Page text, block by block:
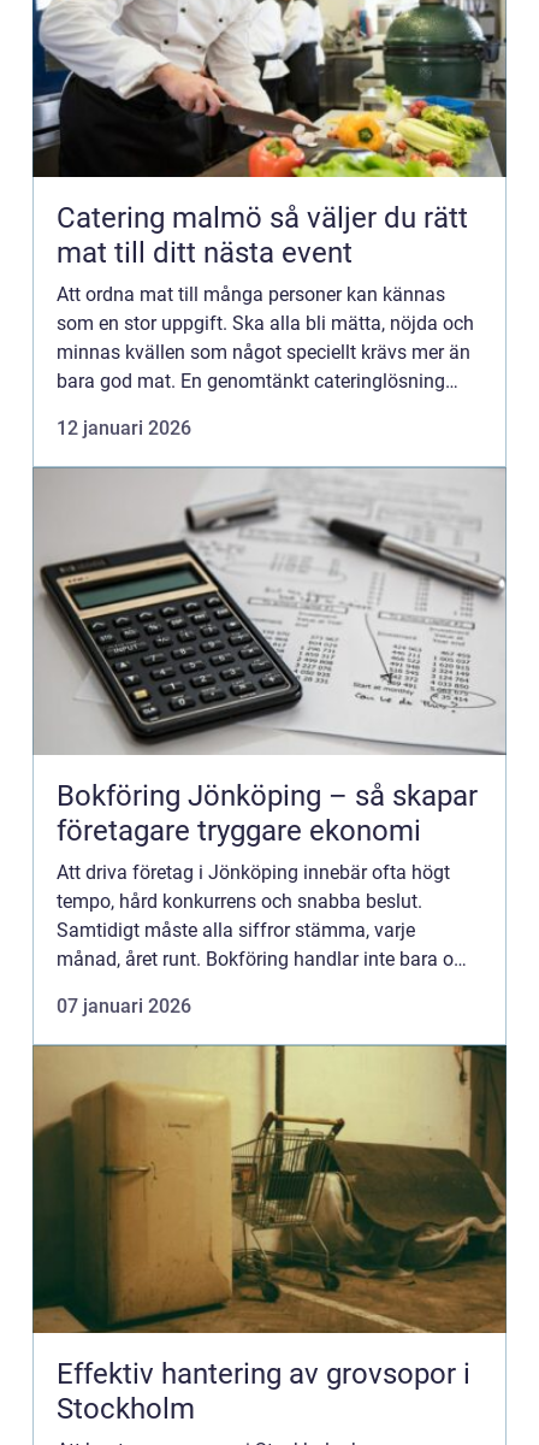
Catering malmö så väljer du rätt
mat till ditt nästa event
Att ordna mat till många personer kan kännas
som en stor uppgift. Ska alla bli mätta, nöjda och
minnas kvällen som något speciellt krävs mer än
bara god mat. En genomtänkt cateringlösning
handlar om företag...
12 januari 2026
Bokföring Jönköping – så skapar
företagare tryggare ekonomi
Att driva företag i Jönköping innebär ofta högt
tempo, hård konkurrens och snabba beslut.
Samtidigt måste alla siffror stämma, varje
månad, året runt. Bokföring handlar inte bara om
07 januari 2026
Effektiv hantering av grovsopor i
Stockholm